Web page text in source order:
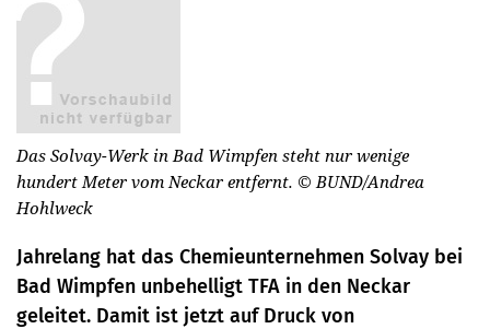
Das Solvay-Werk in Bad Wimpfen steht nur wenige
hundert Meter vom Neckar entfernt. © BUND/Andrea
Hohlweck
Jahrelang hat das Chemieunternehmen Solvay bei
Bad Wimpfen unbehelligt TFA in den Neckar
geleitet. Damit ist jetzt auf Druck von